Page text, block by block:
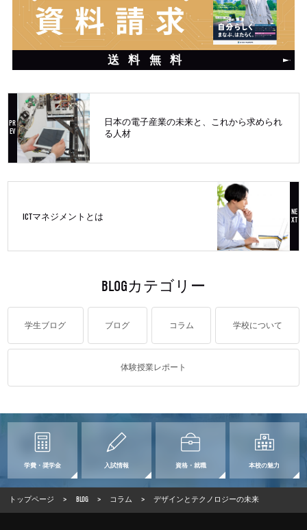
送料無料
日本の電子産業の未来と、これから求められ
る人材
ICTマネジメントとは
BLOGカテゴリー
学生ブログ ブログ コラム 学校について
体験授業レポート
学費・奨学金 入試情報 資格・就職 本校の魅力
トップページ > BLOG > コラム > デザインとテクノロジーの未来